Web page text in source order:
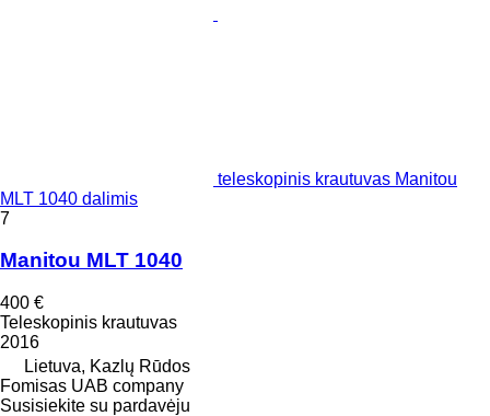
teleskopinis krautuvas Manitou
MLT 1040 dalimis
7
Manitou MLT 1040
400 €
Teleskopinis krautuvas
2016
Lietuva, Kazlų Rūdos
Fomisas UAB company
Susisiekite su pardavėju